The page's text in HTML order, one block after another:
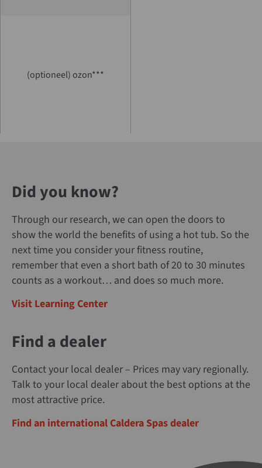
(optioneel) ozon***
Did you know?
Through our research, we can open the doors to
show the world the benefits of using a hot tub. So the
next time you consider your fitness routine,
remember that even a short bath of 20 to 30 minutes
counts as a workout… and does so much more.
Visit Learning Center
Find a dealer
Contact your local dealer – Prices may vary regionally.
Talk to your local dealer about the best options at the
most attractive price.
Find an international Caldera Spas dealer